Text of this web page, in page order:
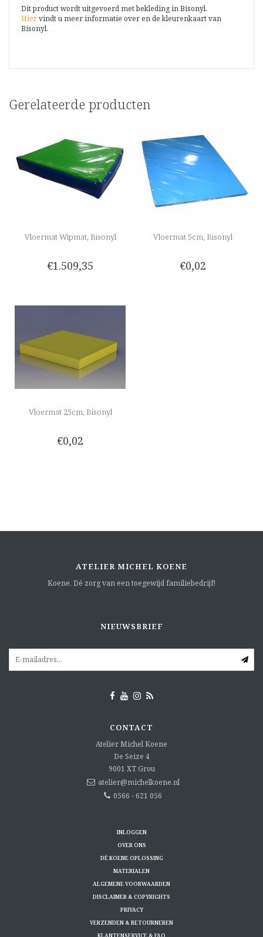
Dit product wordt uitgevoerd met bekleding in Bisonyl.
Hiervindt u meer informatie over en de kleurenkaart van
Bisonyl.
Gerelateerde producten
Vloermat Wipmat, Bisonyl
€1.509,35
Vloermat 5cm, Bisonyl
€0,02
Vloermat 25cm, Bisonyl
€0,02
ATELIER MICHEL KOENE
Koene. Dé zorg van een toegewijd familiebedrijf!
NIEUWSBRIEF
CONTACT
Atelier Michel Koene
De Seize 4
9001 XT Grou
atelier@michelkoene.nl
0566 - 621 056
INLOGGEN
OVER ONS
DÉ KOENE OPLOSSING
MATERIALEN
ALGEMENE VOORWAARDEN
DISCLAIMER & COPYRIGHTS
PRIVACY
VERZENDEN & RETOURNEREN